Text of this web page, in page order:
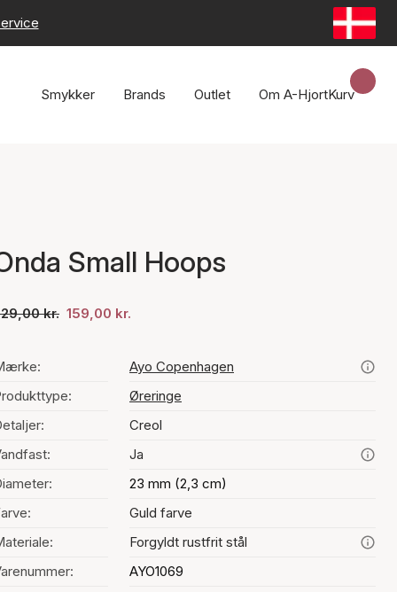
Smykker Brands Outlet Om A-HjortKurv
Small Hoops
kr. 159,00 kr.
Ayo Copenhagen
Øreringe
Creol
Ja
23 mm (2,3 cm)
Guld farve
Forgyldt rustfrit stål
AYO1069